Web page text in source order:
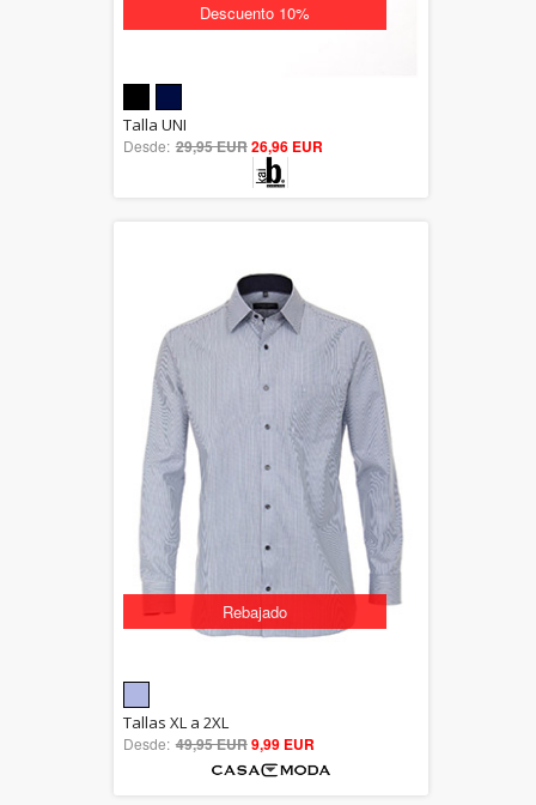
Descuento 10%
out of 5
Talla UNI
Desde: 29,95 EUR26,96 EUR
Rebajado
5.00
out of 5
Tallas XL a 2XL
Desde: 49,95 EUR9,99 EUR